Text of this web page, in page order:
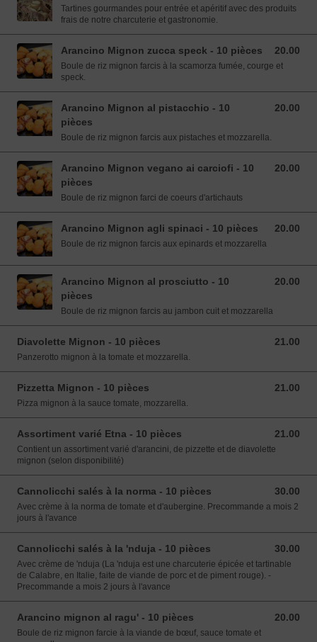
Tartines gourmandes pour entrée et apéritif avec des produits
frais de notre charcuterie et gastronomie.
Arancino Mignon zucca speck - 10 pièces 20.00
20.00 EUR
Boule de riz mignon farcis à la scamorza fumée, courge et
speck.
Arancino Mignon al pistacchio - 10
pièces
20.00
20.00 EUR
Boule de riz mignon farcis aux pistaches et mozzarella.
Arancino Mignon vegano ai carciofi - 10
pièces
20.00
20.00 EUR
Boule de riz mignon farci de coeurs d'artichauts
Arancino Mignon agli spinaci - 10 pièces 20.00
20.00 EUR
Boule de riz mignon farcis aux epinards et mozzarella
Arancino Mignon al prosciutto - 10
pièces
20.00
20.00 EUR
Boule de riz mignon farcis au jambon cuit et mozzarella
Diavolette Mignon - 10 pièces 21.00
21.00 EUR
Panzerotto mignon à la tomate et mozzarella.
Pizzetta Mignon - 10 pièces 21.00
21.00 EUR
Pizza mignon à la sauce tomate, mozzarella.
Assortiment varié Etna - 10 pièces 21.00
21.00 EUR
Contient un assortiment varié d'arancini, de pizzette et de diavolette
mignon (selon disponibilité)
Cannolicchi salés à la norma - 10 pièces 30.00
30.00 EUR
Avec crème à la norma de tomate et d'aubergine. Precommande a mois 2
jours à l'avance
Cannolicchi salés à la 'nduja - 10 pièces 30.00
30.00 EUR
Avec crème de 'nduja (La 'nduja est une charcuterie épicée et tartinable
de Calabre, en Italie, faite de viande de porc et de piment rouge). -
Precommande a mois 2 jours à l'avance
Arancino mignon al ragu' - 10 pièces 20.00
20.00 EUR
Boule de riz mignon farcie à la viande de bœuf, sauce tomate et